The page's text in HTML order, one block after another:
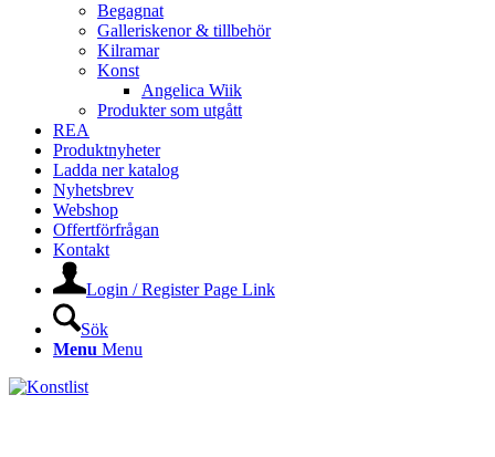
Begagnat
Galleriskenor & tillbehör
Kilramar
Konst
Angelica Wiik
Produkter som utgått
REA
Produktnyheter
Ladda ner katalog
Nyhetsbrev
Webshop
Offertförfrågan
Kontakt
Login / Register Page Link
Sök
Menu Menu